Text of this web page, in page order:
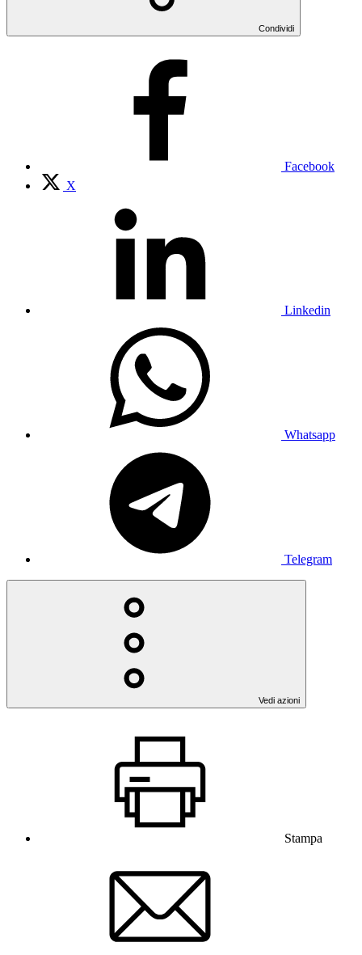
Condividi
Facebook
X
Linkedin
Whatsapp
Telegram
Vedi azioni
Stampa